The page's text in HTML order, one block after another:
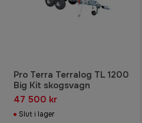
Pro Terra Terralog TL 1200
Big Kit skogsvagn
47 500 kr
Slut i lager